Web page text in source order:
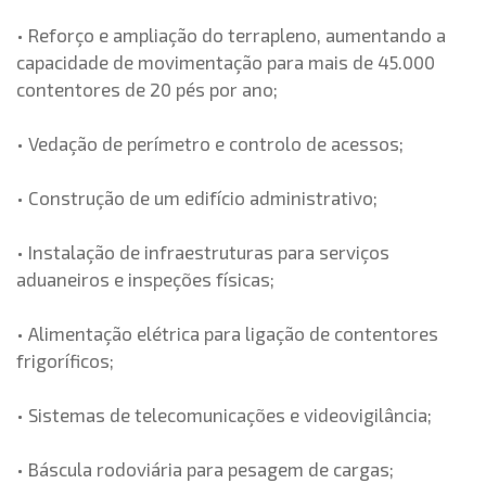
• Reforço e ampliação do terrapleno, aumentando a
capacidade de movimentação para mais de 45.000
contentores de 20 pés por ano;
• Vedação de perímetro e controlo de acessos;
• Construção de um edifício administrativo;
• Instalação de infraestruturas para serviços
aduaneiros e inspeções físicas;
• Alimentação elétrica para ligação de contentores
frigoríficos;
• Sistemas de telecomunicações e videovigilância;
• Báscula rodoviária para pesagem de cargas;